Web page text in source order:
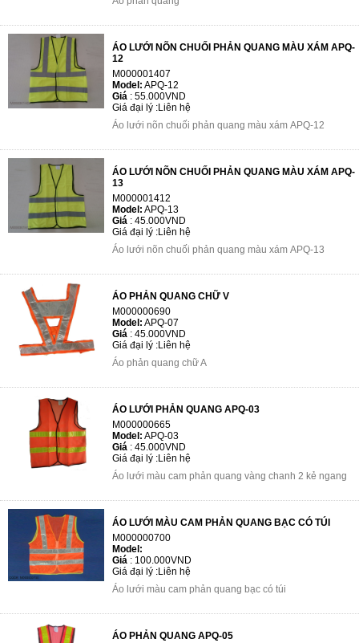
ÁO LƯỚI NÕN CHUỐI PHẢN QUANG MÀU XÁM APQ-
12
M000001407
Model: APQ-12
Giá : 55.000VND
Giá đại lý :Liên hệ
Áo lưới nõn chuối phản quang màu xám APQ-12
ÁO LƯỚI NÕN CHUỐI PHẢN QUANG MÀU XÁM APQ-
13
M000001412
Model: APQ-13
Giá : 45.000VND
Giá đại lý :Liên hệ
Áo lưới nõn chuối phản quang màu xám APQ-13
ÁO PHẢN QUANG CHỮ V
M000000690
Model: APQ-07
Giá : 45.000VND
Giá đại lý :Liên hệ
Áo phản quang chữ A
ÁO LƯỚI PHẢN QUANG APQ-03
M000000665
Model: APQ-03
Giá : 45.000VND
Giá đại lý :Liên hệ
Áo lưới màu cam phản quang vàng chanh 2 kẻ ngang
ÁO LƯỚI MÀU CAM PHẢN QUANG BẠC CÓ TÚI
M000000700
Model:
Giá : 100.000VND
Giá đại lý :Liên hệ
Áo lưới màu cam phản quang bạc có túi
ÁO PHẢN QUANG APQ-05